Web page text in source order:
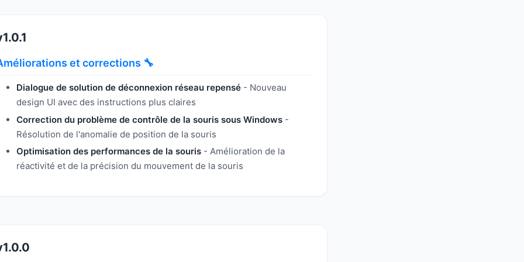
et corrections 🔧
Dialogue de solution de déconnexion réseau repensé- Nouveau
design UI avec des instructions plus claires
Correction du problème de contrôle de la souris sous Windows-
Résolution de l'anomalie de position de la souris
Optimisation des performances de la souris- Amélioration de la
réactivité et de la précision du mouvement de la souris